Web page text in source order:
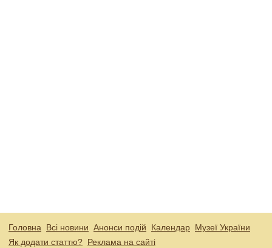
Головна Всі новини Анонси подій Календар Музеї України
Як додати статтю? Реклама на сайті